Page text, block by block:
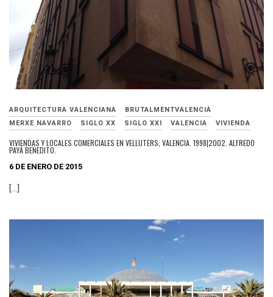
ARQUITECTURA VALENCIANA
BRUTALMENTVALENCIÀ
MERXE NAVARRO
SIGLO XX SIGLO XXI VALENCIA VIVIENDA
VIVIENDAS Y LOCALES COMERCIALES EN VELLUTERS, VALENCIA. 1998|2002. ALFREDO
PAYÁ BENEDITO.
6 DE ENERO DE 2015
[…]